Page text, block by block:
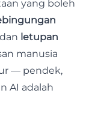
yang boleh
letupan
manusia
— pendek,
AI adalah